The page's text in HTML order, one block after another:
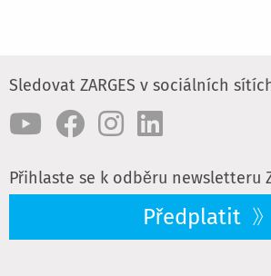
Sledovat ZARGES v sociálních
Přihlaste se k odběru newsletteru
Předplatit